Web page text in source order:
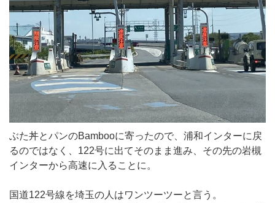
ぶた丼とパンのBambooに寄ったので、浦和インターに戻
るのではなく、122号に出てそのまま進み、その先の岩槻
インターから高速に入ることに。
国道122号線を埼玉の人はワンツーツーと言う。